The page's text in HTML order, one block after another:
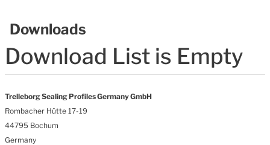
Downloads
Download List is Empty
Trelleborg Sealing Profiles Germany GmbH
Rombacher Hütte 17-19
44795 Bochum
Germany